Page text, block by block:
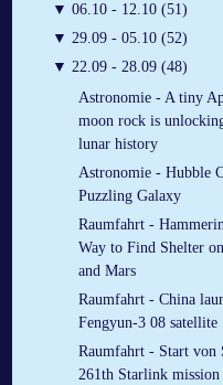
▼ 06.10 - 12.10 (51)
▼ 29.09 - 05.10 (52)
▼ 22.09 - 28.09 (48)
Astronomie - A tiny
moon rock is
lunar history
Astronomie - Hubble
Puzzling Galaxy
Raumfahrt -
Way to Find Shelter
and Mars
Raumfahrt - China
Fengyun-3 08 satellite
Raumfahrt - Start von
261th Starlink mission